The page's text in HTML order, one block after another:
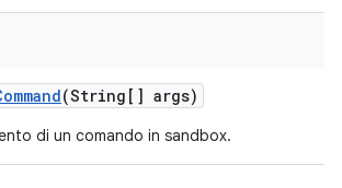
(String[] args)
di un comando in sandbox.